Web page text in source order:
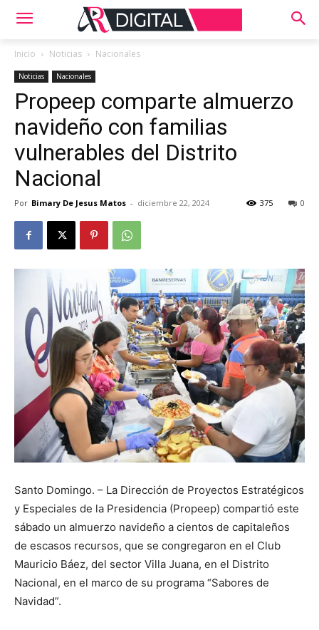
Inicio Noticias Nacionales
Noticias Nacionales
Propeep comparte almuerzo
navideño con familias
vulnerables del Distrito
Nacional
Por Bimary De Jesus Matos - diciembre 22, 2024 0
375
Santo Domingo. – La Dirección de Proyectos Estratégicos
y Especiales de la Presidencia (Propeep) compartió este
sábado un almuerzo navideño a cientos de capitaleños
de escasos recursos, que se congregaron en el Club
Mauricio Báez, del sector Villa Juana, en el Distrito
Nacional, en el marco de su programa “Sabores de
Navidad”.